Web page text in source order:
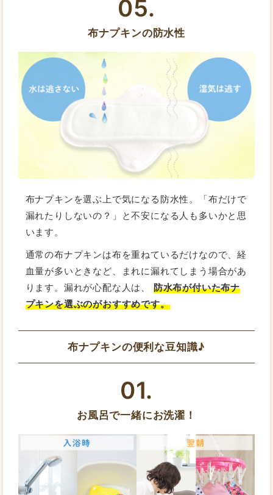
05.
布ナプキンの防水性
布ナプキンを選ぶ上で気になる防水性。「布だけで
漏れたりしないの？」と不安になる人も多いかと思
います。
通常の布ナプキンは布を重ねているだけなので、経
血量が多いときなど、まれに漏れてしまう場合があ
ります。漏れが心配な人は、 防水布が付いた布ナ
プキンを選ぶのがおすすめです。
布ナプキンの便利な豆知識♪
01.
お風呂で一緒にお洗濯！